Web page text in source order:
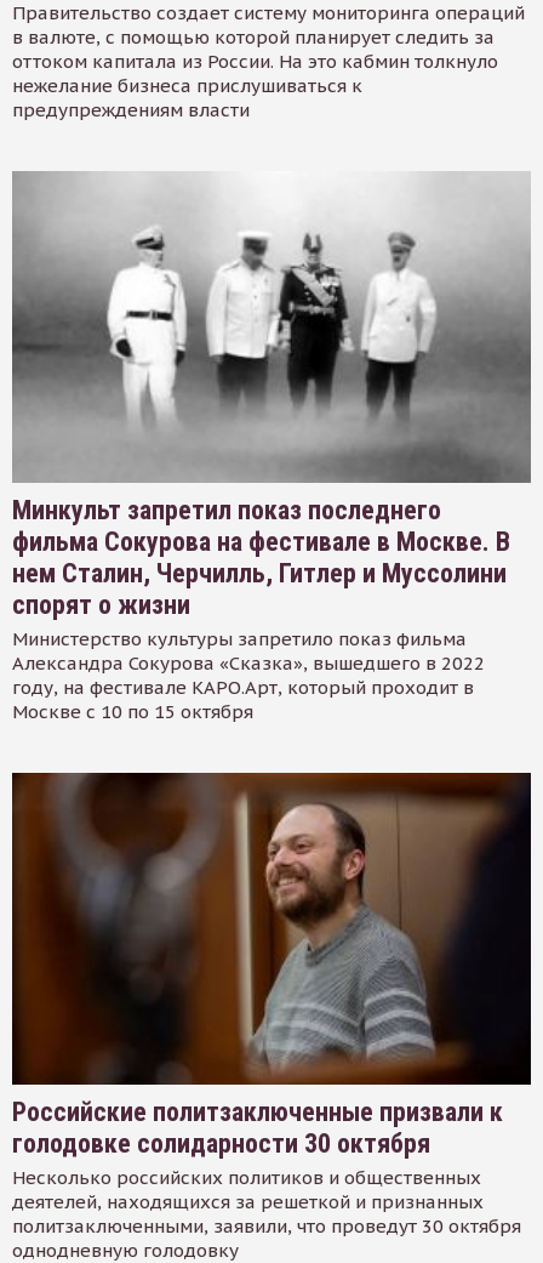
Правительство создает систему мониторинга операций
в валюте, с помощью которой планирует следить за
оттоком капитала из России. На это кабмин толкнуло
нежелание бизнеса прислушиваться к
предупреждениям власти
Минкульт запретил показ последнего
фильма Сокурова на фестивале в Москве. В
нем Сталин, Черчилль, Гитлер и Муссолини
спорят о жизни
Министерство культуры запретило показ фильма
Александра Сокурова «Сказка», вышедшего в 2022
году, на фестивале КАРО.Арт, который проходит в
Москве с 10 по 15 октября
Российские политзаключенные призвали к
голодовке солидарности 30 октября
Несколько российских политиков и общественных
деятелей, находящихся за решеткой и признанных
политзаключенными, заявили, что проведут 30 октября
однодневную голодовку